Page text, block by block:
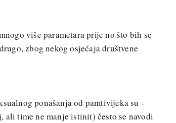
više parametara prije no što bih se
zbog nekog osjećaja društvene
ponašanja od pamtivijeka su -
time ne manje istinit) često se navodi